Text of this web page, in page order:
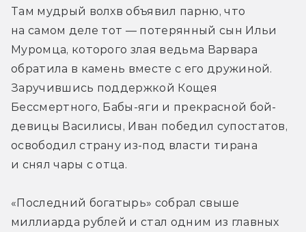
Там мудрый волхв объявил парню, что
на самом деле тот — потерянный сын Ильи
Муромца, которого злая ведьма Варвара
обратила в камень вместе с его дружиной.
Заручившись поддержкой Кощея
Бессмертного, Бабы-яги и прекрасной бой-
девицы Василисы, Иван победил супостатов,
освободил страну из-под власти тирана
и снял чары с отца.
«Последний богатырь» собрал свыше
миллиарда рублей и стал одним из главных